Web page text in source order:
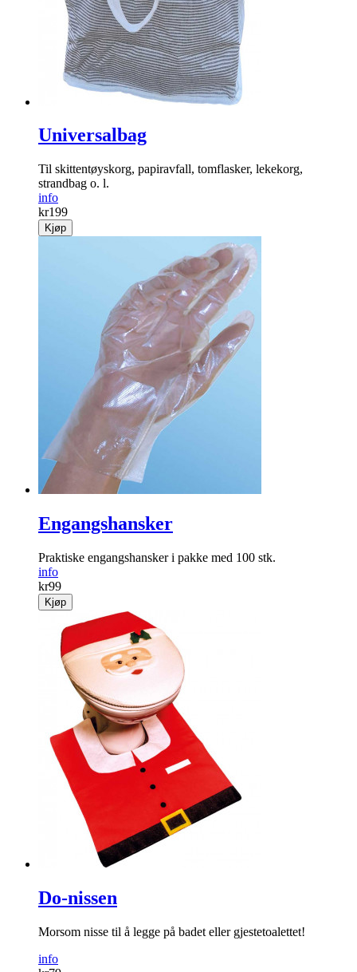
Universalbag
Til skittentøyskorg, papiravfall, tomflasker, lekekorg,
strandbag o. l.
info
kr199
Kjøp
Engangshansker
Praktiske engangshansker i pakke med 100 stk.
info
kr99
Kjøp
Do-nissen
Morsom nisse til å legge på badet eller gjestetoalettet!
info